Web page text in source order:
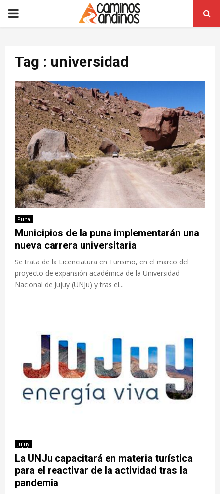
PRIMARY
Tag : universidad
Puna
Municipios de la puna implementarán una
nueva carrera universitaria
Se trata de la Licenciatura en Turismo, en el marco del
proyecto de expansión académica de la Universidad
Nacional de Jujuy (UNJu) y tras el...
Jujuy
La UNJu capacitará en materia turística
para el reactivar de la actividad tras la
pandemia